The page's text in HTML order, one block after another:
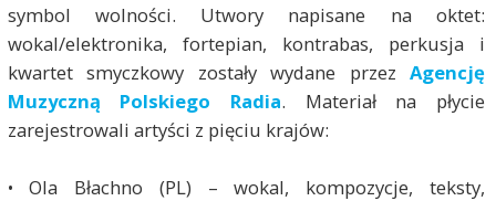
symbol wolności. Utwory napisane na oktet:
wokal/elektronika, fortepian, kontrabas, perkusja i
kwartet smyczkowy zostały wydane przezAgencję
Muzyczną Polskiego Radia. Materiał na płycie
zarejestrowali artyści z pięciu krajów:
• Ola Błachno (PL) – wokal, kompozycje, teksty,